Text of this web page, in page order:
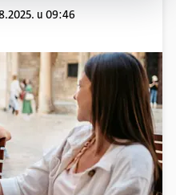
u 09:46